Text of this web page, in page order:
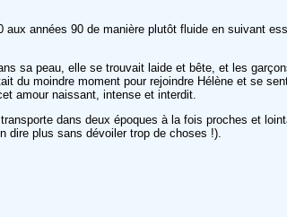
aux années 90 de manière plutôt fluide en suivant
sa peau, elle se trouvait laide et bête, et les
du moindre moment pour rejoindre Hélène et se
amour naissant, intense et interdit.
dans deux époques à la fois proches et
dire plus sans dévoiler trop de choses !).